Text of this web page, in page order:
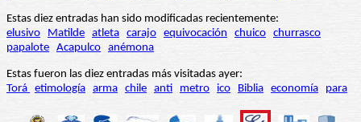
Estas diez entradas han sido modificadas recientemente:
elusivo
Matilde atleta carajo equivocación chuico churrasco
papalote Acapulco anémona
Estas fueron las diez entradas más visitadas ayer:
Torá etimología arma chile anti metro ico Biblia economía para